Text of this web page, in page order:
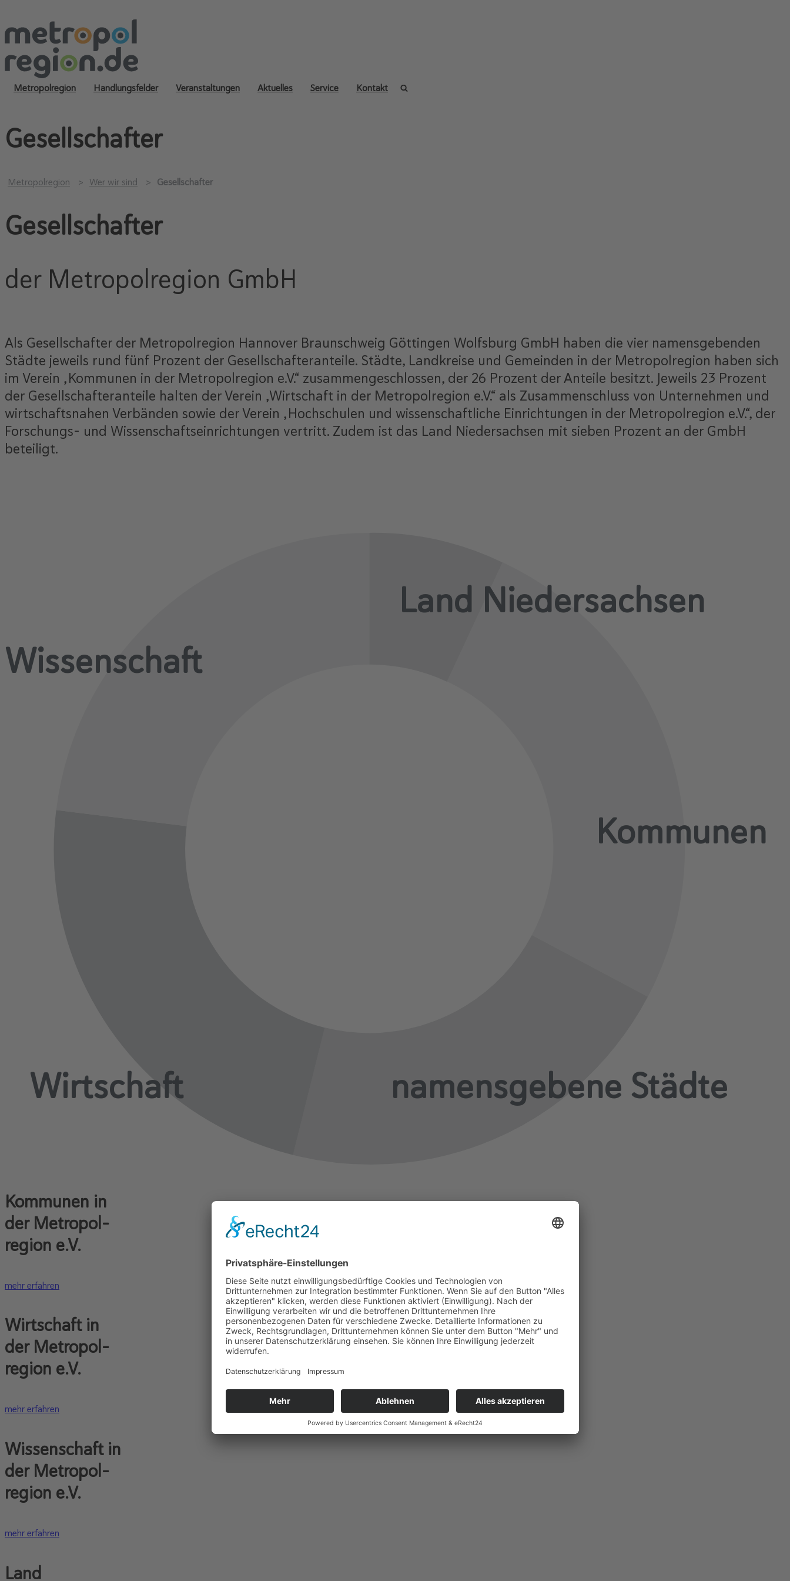
Metropolregion Handlungsfelder Veranstaltungen Aktuelles Service Kontakt
Gesellschafter
Metropolregion Wer wir sind Gesellschafter
Gesellschafter
der Metropolregion GmbH
Als Gesellschafter der Metropolregion Hannover Braunschweig Göttingen Wolfsburg GmbH haben die vier namensgebenden
Städte jeweils rund fünf Prozent der Gesellschafteranteile. Städte, Landkreise und Gemeinden in der Metropolregion haben sich
im Verein „Kommunen in der Metropolregion e.V.“ zusammengeschlossen, der 26 Prozent der Anteile besitzt. Jeweils 23 Prozent
der Gesellschafteranteile halten der Verein „Wirtschaft in der Metropolregion e.V.“ als Zusammenschluss von Unternehmen und
wirtschaftsnahen Verbänden sowie der Verein „Hochschulen und wissenschaftliche Einrichtungen in der Metropolregion e.V.“, der
Forschungs- und Wissenschaftseinrichtungen vertritt. Zudem ist das Land Niedersachsen mit sieben Prozent an der GmbH
beteiligt.
namensgebene Städte
Wirtschaft
Kommunen
Land Niedersachsen
Wissenschaft
Kommunen in
der Metropol-
region e.V.
mehr erfahren
Wirtschaft in
der Metropol-
region e.V.
mehr erfahren
Wissenschaft in
der Metropol-
region e.V.
mehr erfahren
Land